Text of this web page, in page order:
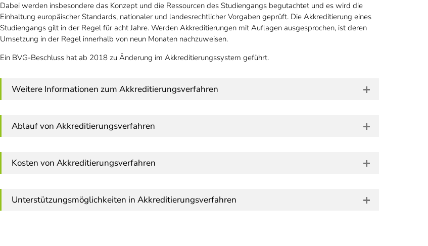
Dabei werden insbesondere das Konzept und die Ressourcen des Studiengangs begutachtet und es wird die
Einhaltung europäischer Standards, nationaler und landesrechtlicher Vorgaben geprüft. Die Akkreditierung eines
Studiengangs gilt in der Regel für acht Jahre. Werden Akkreditierungen mit Auflagen ausgesprochen, ist deren
Umsetzung in der Regel innerhalb von neun Monaten nachzuweisen.
Ein BVG-Beschluss hat ab 2018 zu Änderung im Akkreditierungssystem geführt.
Weitere Informationen zum Akkreditierungsverfahren
Ablauf von Akkreditierungsverfahren
Kosten von Akkreditierungsverfahren
Unterstützungsmöglichkeiten in Akkreditierungsverfahren